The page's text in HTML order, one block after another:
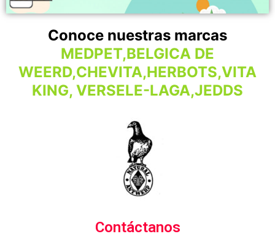
Conoce nuestras marcas
MEDPET,BELGICA DE
WEERD,CHEVITA,HERBOTS,VITA
KING, VERSELE-LAGA,JEDDS
Contáctanos